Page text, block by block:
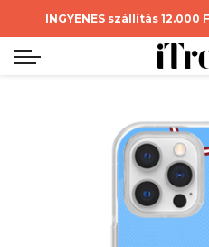
INGYENES szállítás